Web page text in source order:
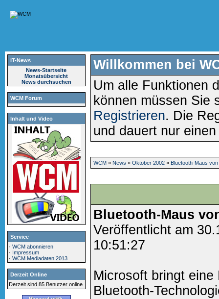
IT-News
News-Startseite
Monatsübersicht
News durchsuchen
WCM Forum
Inhalt und Video
Service
·WCM abonnieren
· Impressum
·WCM Mediadaten 2013
Derzeit Online
Derzeit sind 85 Benutzer online
Willkommen bei
Um alle Funktionen
können müssen Sie
Registrieren. Die
und dauert nur
WCM» News » Oktober 2002» Bluetooth-Maus
Bluetooth-Maus
Veröffentlicht am
10:51:27
Microsoft bringt
Bluetooth-